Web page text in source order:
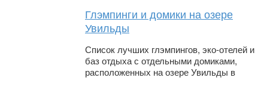
Глэмпинги и домики на озере
Увильды
Список лучших глэмпингов, эко-отелей и
баз отдыха с отдельными домиками,
расположенных на озере Увильды в